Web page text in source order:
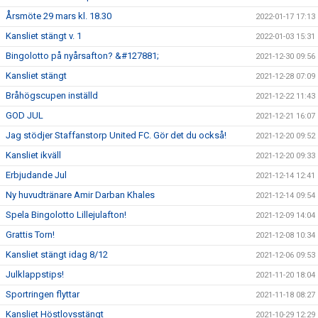
Årsmöte 29 mars kl. 18.30 2022-01-17 17:13
Kansliet stängt v. 1 2022-01-03 15:31
Bingolotto på nyårsafton? &#127881; 2021-12-30 09:56
Kansliet stängt 2021-12-28 07:09
Bråhögscupen inställd 2021-12-22 11:43
GOD JUL 2021-12-21 16:07
Jag stödjer Staffanstorp United FC. Gör det du också! 2021-12-20 09:52
Kansliet ikväll 2021-12-20 09:33
Erbjudande Jul 2021-12-14 12:41
Ny huvudtränare Amir Darban Khales 2021-12-14 09:54
Spela Bingolotto Lillejulafton! 2021-12-09 14:04
Grattis Torn! 2021-12-08 10:34
Kansliet stängt idag 8/12 2021-12-06 09:53
Julklappstips! 2021-11-20 18:04
Sportringen flyttar 2021-11-18 08:27
Kansliet Höstlovsstängt 2021-10-29 12:29